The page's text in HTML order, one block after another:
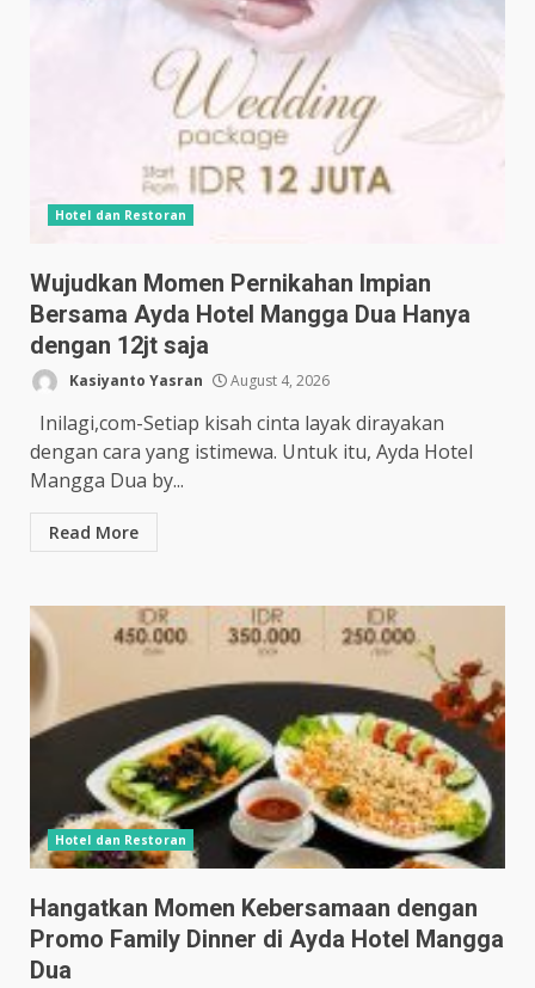
Hotel dan Restoran
Wujudkan Momen Pernikahan Impian
Bersama Ayda Hotel Mangga Dua Hanya
dengan 12jt saja
Kasiyanto Yasran August 4, 2026
Inilagi,com-Setiap kisah cinta layak dirayakan
dengan cara yang istimewa. Untuk itu, Ayda Hotel
Mangga Dua by...
Read More
Hotel dan Restoran
Hangatkan Momen Kebersamaan dengan
Promo Family Dinner di Ayda Hotel Mangga
Dua